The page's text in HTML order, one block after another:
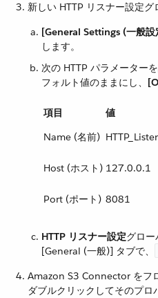
新しい HTTP リスナー設定グ
[General Settings (一般設
します。
次の HTTP パラメーター
フォルト値のままにし、​
項目
値
Name (名前)
Host (ホスト) 127.0.0.1
Port (ポート) 8081
HTTP リスナー設定グロー
[General (一般)] タブで、​
Amazon S3 Connector をフ
ダブルクリックしてそのプロ